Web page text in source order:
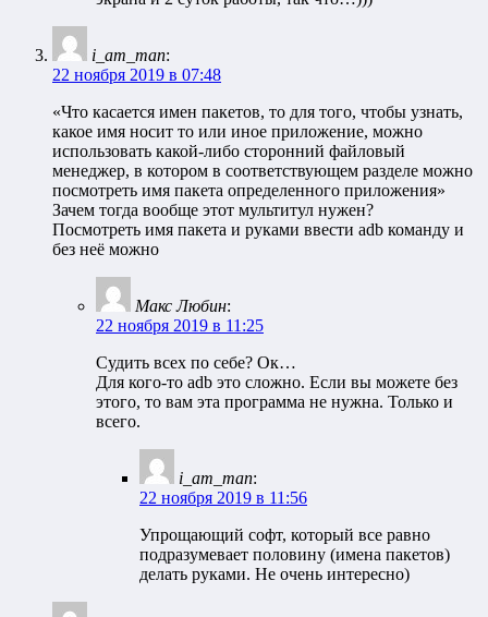
i_am_man:
22 ноября 2019 в 07:48
«Что касается имен пакетов, то для того, чтобы узнать,
какое имя носит то или иное приложение, можно
использовать какой-либо сторонний файловый
менеджер, в котором в соответствующем разделе можно
посмотреть имя пакета определенного приложения»
Зачем тогда вообще этот мультитул нужен?
Посмотреть имя пакета и руками ввести adb команду и
без неё можно
Макс Любин:
22 ноября 2019 в 11:25
Судить всех по себе? Ок…
Для кого-то adb это сложно. Если вы можете без
этого, то вам эта программа не нужна. Только и
всего.
i_am_man:
22 ноября 2019 в 11:56
Упрощающий софт, который все равно
подразумевает половину (имена пакетов)
делать руками. Не очень интересно)